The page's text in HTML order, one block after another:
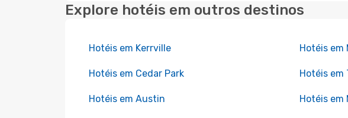
Explore hotéis em outros destinos
Hotéis em Kerrville Hotéis em
Hotéis em Cedar Park Hotéis em
Hotéis em Austin Hotéis em